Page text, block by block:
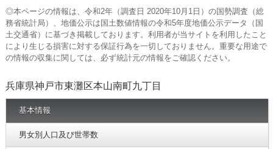
◎本ページの情報は、令和2年（調査日 2020年10月1日）の国勢調査（総
務省統計局）、地価公示は国土数値情報の令和5年度地価公示データ（国
土交通省）に基づき掲載しております。利用者が当サイトを利用したこと
により生じる損害に対する保証行為を一切しておりません。重要な用途で
の情報の収集に関しては、必ず統計元の情報をご確認ください。
兵庫県神戸市東灘区本山南町九丁目
基本情報
男女別人口及び世帯数